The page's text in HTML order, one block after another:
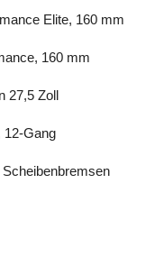
Elite, 160 mm
160 mm
27,5 Zoll
12-Gang